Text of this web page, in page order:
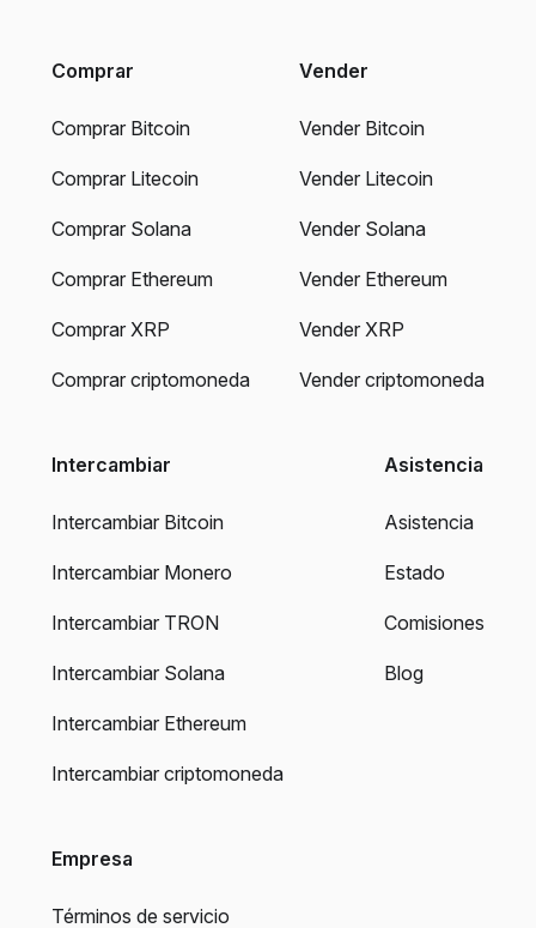
Comprar
Comprar Bitcoin
Comprar Litecoin
Comprar Solana
Comprar Ethereum
Comprar XRP
Comprar criptomoneda
Vender
Vender Bitcoin
Vender Litecoin
Vender Solana
Vender Ethereum
Vender XRP
Vender criptomoneda
Intercambiar
Intercambiar Bitcoin
Intercambiar Monero
Intercambiar TRON
Intercambiar Solana
Intercambiar Ethereum
Intercambiar criptomoneda
Asistencia
Asistencia
Estado
Comisiones
Blog
Empresa
Términos de servicio